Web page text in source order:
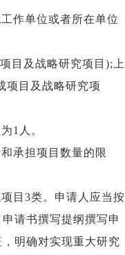
作单位或者所在单位
目及战略研究项目);上
项目及战略研究项
1人。
承担项目数量的限
目3类。申请人应当按
请书撰写提纲撰写申
明确对实现重大研究